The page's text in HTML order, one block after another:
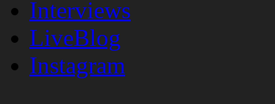
Interviews
LiveBlog
Instagram